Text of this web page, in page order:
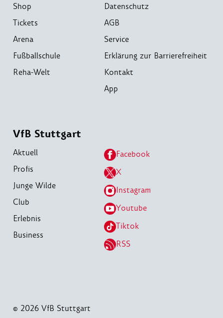
Shop
Tickets
Arena
Fußballschule
Reha-Welt
Datenschutz
AGB
Service
Erklärung zur Barrierefreiheit
Kontakt
App
VfB Stuttgart
Aktuell
Profis
Junge Wilde
Club
Erlebnis
Business
Facebook
X
Instagram
Youtube
Tiktok
RSS
© 2026 VfB Stuttgart